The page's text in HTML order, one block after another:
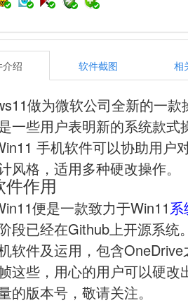
绍 软件截图 相
做为微软公司全新的一
一些用户表明新的系统款
手机软件可以协助用户
风格，适用多种硬改操作。
件作用
便是一款致力于Win11
段已经在Github上开源系
软件及运用，包含
这些，用心的用户可以硬
的版本号，敬请关注。